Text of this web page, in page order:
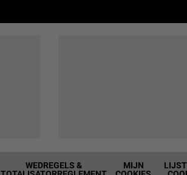
WEDREGELS &
MIJN